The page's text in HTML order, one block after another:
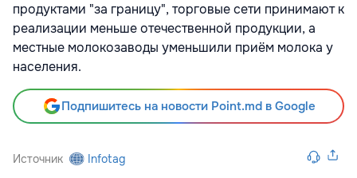
продуктами "за границу", торговые сети принимают к
реализации меньше отечественной продукции, а
местные молокозаводы уменьшили приём молока у
населения.
Подпишитесь на новости Point.md в Google
Источник Infotag